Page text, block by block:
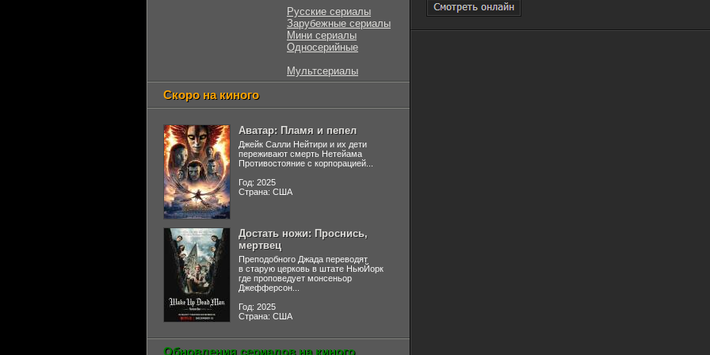
Русские сериалы
Зарубежные сериалы
Мини сериалы
Односерийные
Мультсериалы
Скоро на киного
Аватар: Пламя и пепел
Джейк Салли Нейтири и их дети
переживают смерть Нетейама
Противостояние с корпорацией...
Год: 2025
Страна: США
Достать ножи: Проснись,
мертвец
Преподобного Джада переводят
в старую церковь в штате НьюЙорк
где проповедует монсеньор
Джефферсон...
Год: 2025
Страна: США
Обновления сериалов на киного